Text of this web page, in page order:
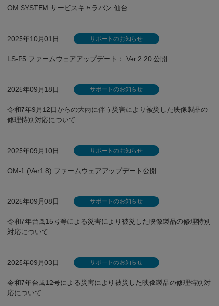
OM SYSTEM サービスキャラバン 仙台
2025年10月01日 サポートのお知らせ
LS-P5 ファームウェアアップデート： Ver.2.20 公開
2025年09月18日 サポートのお知らせ
令和7年9月12日からの大雨に伴う災害により被災した映像製品の
修理特別対応について
2025年09月10日 サポートのお知らせ
OM-1 (Ver1.8) ファームウェアアップデート公開
2025年09月08日 サポートのお知らせ
令和7年台風15号等による災害により被災した映像製品の修理特別
対応について
2025年09月03日 サポートのお知らせ
令和7年台風12号による災害により被災した映像製品の修理特別対
応について